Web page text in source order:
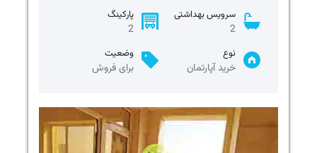
سرویس بهداشتی
2
پارکینگ
2
نوع
خرید آپارتمان
وضعیت
برای فروش